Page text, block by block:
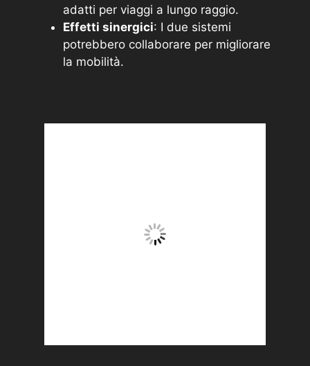
adatti per viaggi a lungo raggio.
Effetti sinergici: I due sistemi
potrebbero collaborare per migliorare
la mobilità.